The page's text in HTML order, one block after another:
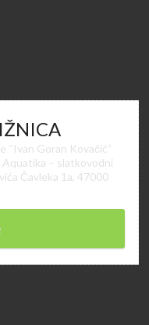
“Ivan Goran Kovačić”
Aquatika – slatkovodni
Čavleka 1a, 47000